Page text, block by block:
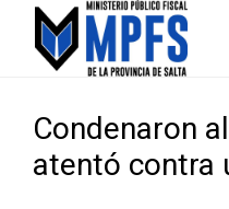
Condenaron
atentó contra